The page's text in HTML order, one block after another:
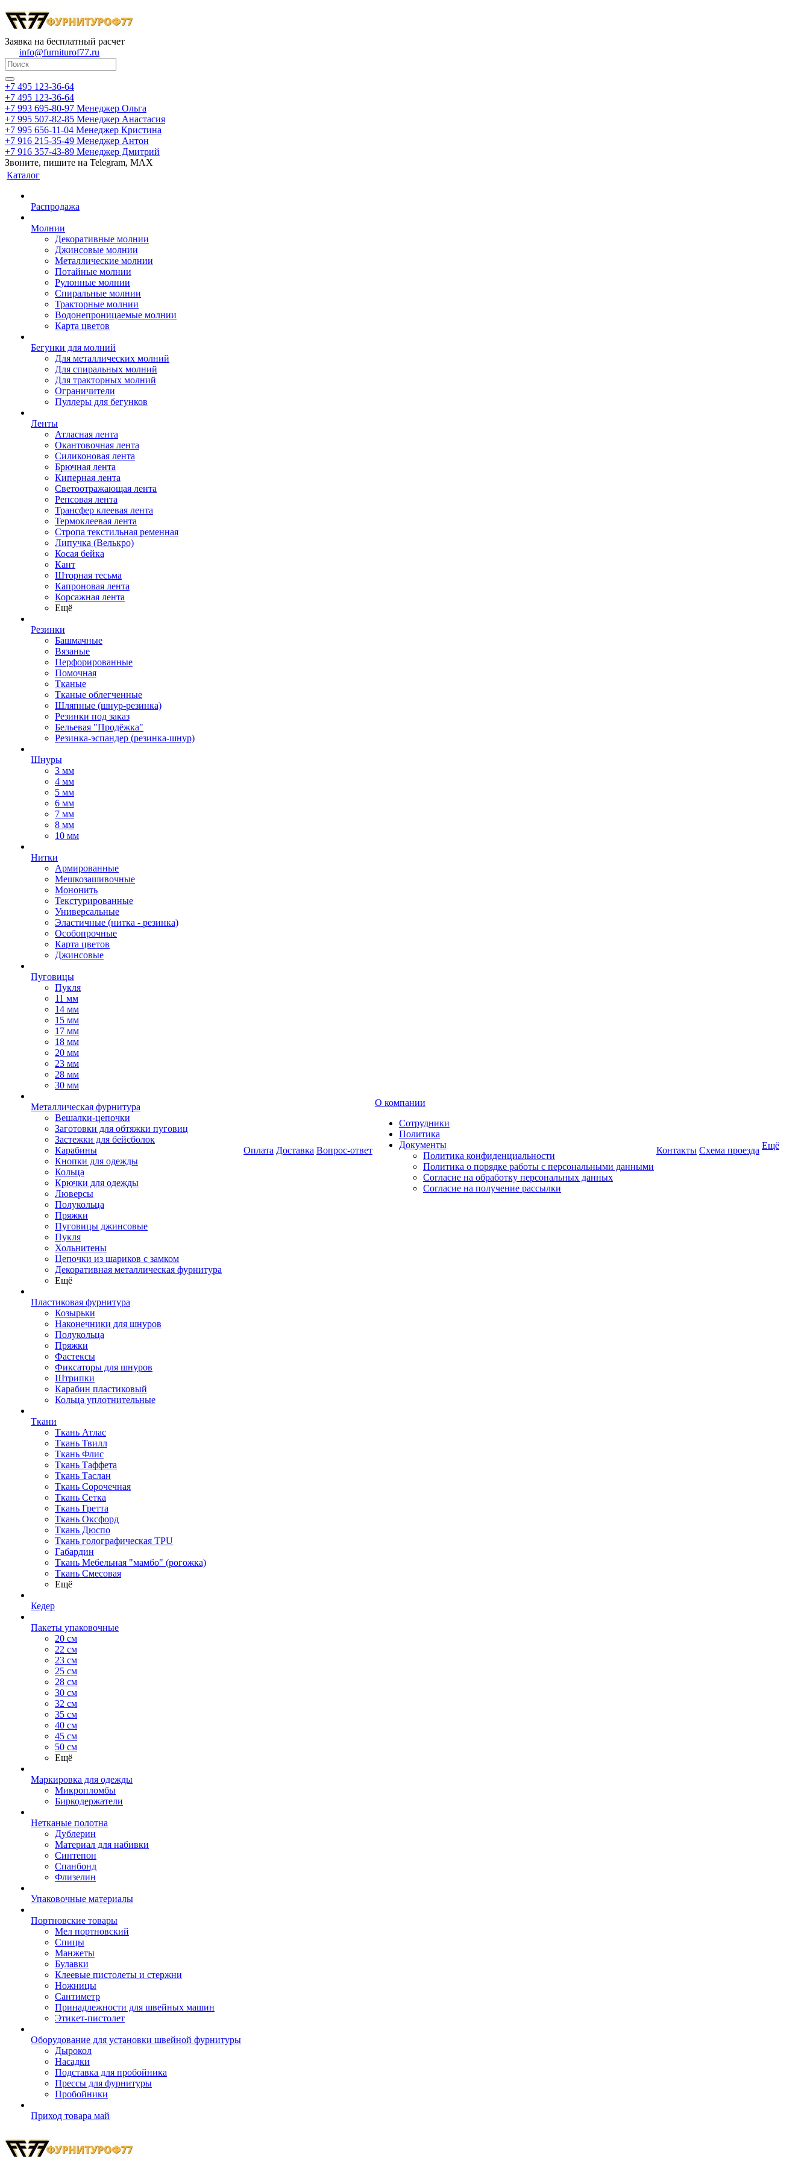
Заявка на бесплатный расчет
info@furniturof77.ru
+7 495 123-36-64
+7 495 123-36-64
+7 993 695-80-97 Менеджер Ольга
+7 995 507-82-85 Менеджер Анастасия
+7 995 656-11-04 Менеджер Кристина
+7 916 215-35-49 Менеджер Антон
+7 916 357-43-89 Менеджер Дмитрий
Звоните, пишите на Telegram, MAX
Каталог
Распродажа
Молнии
Декоративные молнии
Джинсовые молнии
Металлические молнии
Потайные молнии
Рулонные молнии
Спиральные молнии
Тракторные молнии
Водонепроницаемые молнии
Карта цветов
Бегунки для молний
Для металлических молний
Для спиральных молний
Для тракторных молний
Ограничители
Пуллеры для бегунков
Ленты
Атласная лента
Окантовочная лента
Силиконовая лента
Брючная лента
Киперная лента
Светоотражающая лента
Репсовая лента
Трансфер клеевая лента
Термоклеевая лента
Стропа текстильная ременная
Липучка (Велькро)
Косая бейка
Кант
Шторная тесьма
Капроновая лента
Корсажная лента
Ещё
Резинки
Башмачные
Вязаные
Перфорированные
Помочная
Тканые
Тканые облегченные
Шляпные (шнур-резинка)
Резинки под заказ
Бельевая "Продёжка"
Резинка-эспандер (резинка-шнур)
Шнуры
3 мм
4 мм
5 мм
6 мм
7 мм
8 мм
10 мм
Нитки
Армированные
Мешкозашивочные
Мононить
Текстурированные
Универсальные
Эластичные (нитка - резинка)
Особопрочные
Карта цветов
Джинсовые
Пуговицы
Пукля
11 мм
14 мм
15 мм
17 мм
18 мм
20 мм
23 мм
28 мм
30 мм
Металлическая фурнитура
Вешалки-цепочки
Заготовки для обтяжки пуговиц
Застежки для бейсболок
Карабины
Кнопки для одежды
Кольца
Крючки для одежды
Люверсы
Полукольца
Пряжки
Пуговицы джинсовые
Пукля
Хольнитены
Цепочки из шариков с замком
Декоративная металлическая фурнитура
Ещё
Пластиковая фурнитура
Козырьки
Наконечники для шнуров
Полукольца
Пряжки
Фастексы
Фиксаторы для шнуров
Штрипки
Карабин пластиковый
Кольца уплотнительные
Ткани
Ткань Атлас
Ткань Твилл
Ткань Флис
Ткань Таффета
Ткань Таслан
Ткань Сорочечная
Ткань Сетка
Ткань Гретта
Ткань Оксфорд
Ткань Дюспо
Ткань голографическая TPU
Габардин
Ткань Мебельная "мамбо" (рогожка)
Ткань Смесовая
Ещё
Кедер
Пакеты упаковочные
20 см
22 см
23 см
25 см
28 см
30 см
32 см
35 см
40 см
45 см
50 см
Ещё
Маркировка для одежды
Микропломбы
Биркодержатели
Нетканые полотна
Дублерин
Материал для набивки
Синтепон
Спанбонд
Флизелин
Упаковочные материалы
Портновские товары
Мел портновский
Спицы
Манжеты
Булавки
Клеевые пистолеты и стержни
Ножницы
Сантиметр
Принадлежности для швейных машин
Этикет-пистолет
Оборудование для установки швейной фурнитуры
Дырокол
Насадки
Подставка для пробойника
Прессы для фурнитуры
Пробойники
Приход товара май
Оплата Доставка Вопрос-ответ
О компании
Сотрудники
Политика
Документы
Политика конфиденциальности
Политика о порядке работы с персональными данными
Согласие на обработку персональных данных
Согласие на получение рассылки
Контакты Схема проезда Ещё